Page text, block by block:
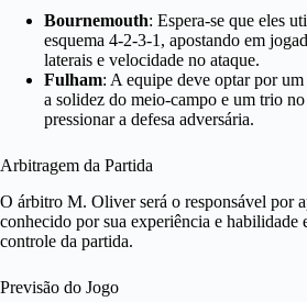
Bournemouth: Espera-se que eles
esquema 4-2-3-1, apostando em
laterais e velocidade no ataque.
Fulham: A equipe deve optar por
a solidez do meio-campo e um trio no
pressionar a defesa adversária.
Arbitragem da Partida
O árbitro M. Oliver será o responsável por
conhecido por sua experiência e habilidade
controle da partida.
Previsão do Jogo